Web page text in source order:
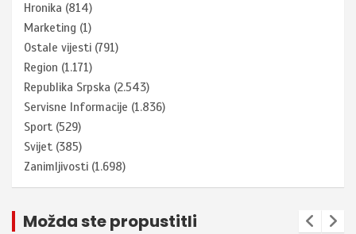
Hronika (814)
Marketing (1)
Ostale vijesti (791)
Region (1.171)
Republika Srpska (2.543)
Servisne Informacije (1.836)
Sport (529)
Svijet (385)
Zanimljivosti (1.698)
Možda ste propustitli